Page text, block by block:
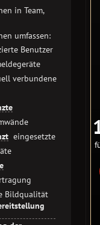
in Team,
umfassen:
Benutzer
verbundene
eingesetzte
Bildqualität